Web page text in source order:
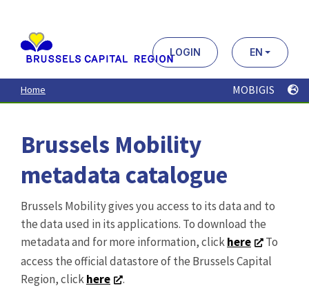
contenu
principal
LOGIN EN
Home MOBIGIS
Brussels Mobility
metadata catalogue
Brussels Mobility gives you access to its data and to
the data used in its applications. To download the
metadata and for more information, clickhere
To
access the official datastore of the Brussels Capital
Region, clickhere .